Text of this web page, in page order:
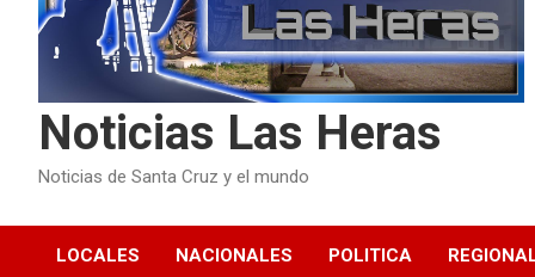
Noticias Las Heras
Noticias de Santa Cruz y el mundo
LOCALES NACIONALES POLITICA